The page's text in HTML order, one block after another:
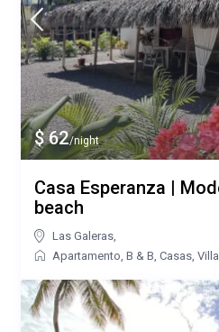
$ 62/night
Casa Esperanza |
beach
Las Galeras,
Apartamento,B & B,Casas,Villa